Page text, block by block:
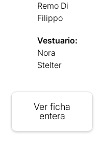
Remo Di
Filippo
Vestuario:
Nora
Stelter
Ver ficha
entera